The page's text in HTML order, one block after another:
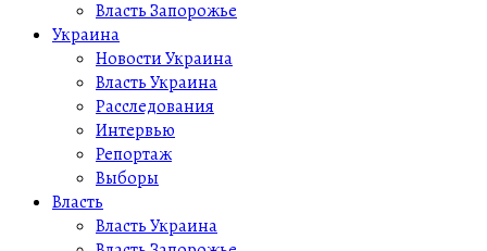
Власть Запорожье
Украина
Новости Украина
Власть Украина
Расследования
Интервью
Репортаж
Выборы
Власть
Власть Украина